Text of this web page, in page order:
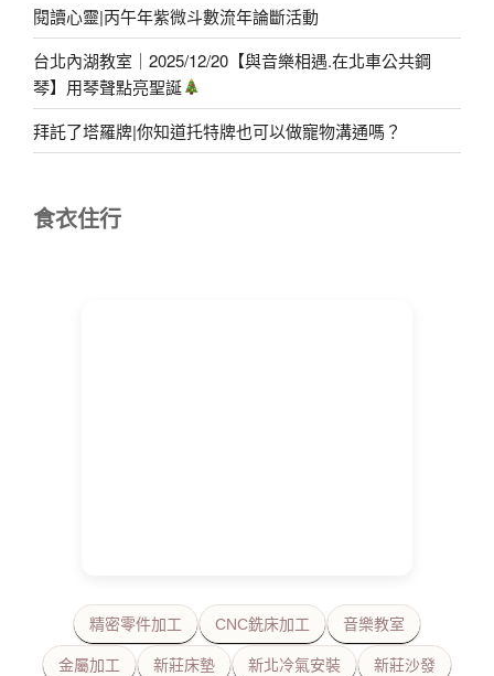
閱讀心靈|丙午年紫微斗數流年論斷活動
台北內湖教室｜2025/12/20【與音樂相遇.在北車公共鋼
琴】用琴聲點亮聖誕
拜託了塔羅牌|你知道托特牌也可以做寵物溝通嗎？
食衣住行
精密零件加工 CNC銑床加工 音樂教室
金屬加工 新莊床墊 新北冷氣安裝 新莊沙發